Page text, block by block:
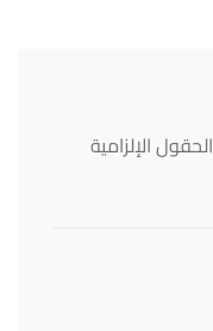
الحقول الإلزامية